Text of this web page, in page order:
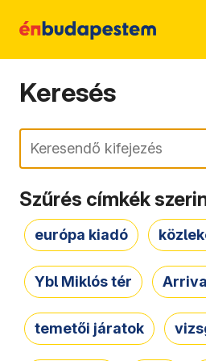
Keresés
Keresés
Szűrés címkék
európa kiadó
Ybl Miklós tér
temetői járatok